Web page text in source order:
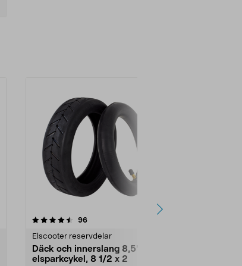
96recensioner
Elscooter reservdelar
Däck och innerslang 8,5" till
elsparkcykel, 8 1/2 x 2
4.0 av 5 stjärnor